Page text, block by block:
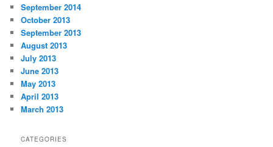
September 2014
October 2013
September 2013
August 2013
July 2013
June 2013
May 2013
April 2013
March 2013
CATEGORIES